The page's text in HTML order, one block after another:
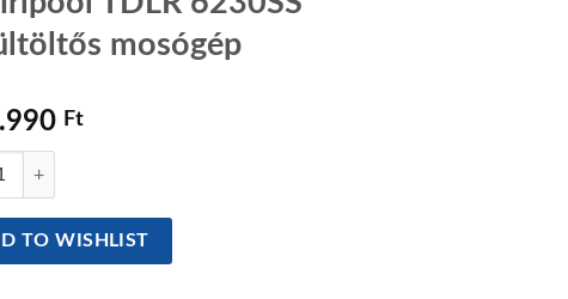
mosógép
Ft
TDLR 6230SS Felültöltős mosógép mennyiség
TO WISHLIST